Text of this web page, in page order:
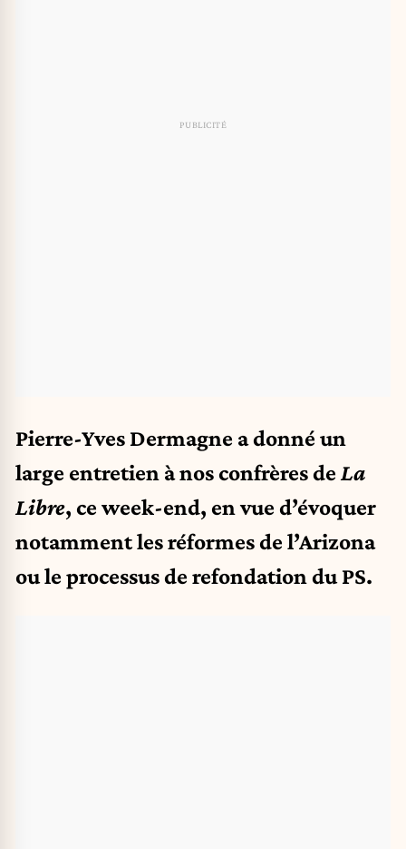
Pierre-Yves Dermagne a donné un
large entretien à nos confrères de La
Libre, ce week-end, en vue d’évoquer
notamment les réformes de l’Arizona
ou le processus de refondation du PS.